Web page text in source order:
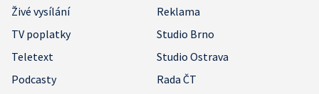
Živé vysílání
Reklama
TV poplatky
Studio Brno
Teletext
Studio Ostrava
Podcasty
Rada ČT